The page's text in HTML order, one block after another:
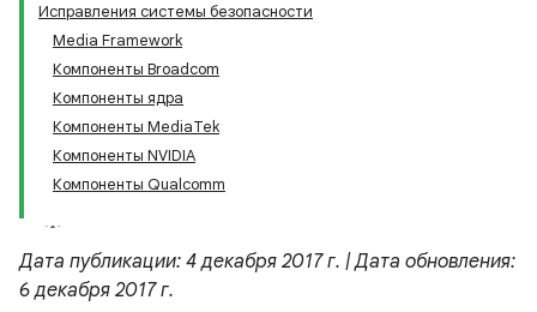
Исправления системы безопасности
Media Framework
Компоненты Broadcom
Компоненты ядра
Компоненты MediaTek
Компоненты NVIDIA
Компоненты Qualcomm
Дата публикации: 4 декабря 2017 г. | Дата обновления:
6 декабря 2017 г.